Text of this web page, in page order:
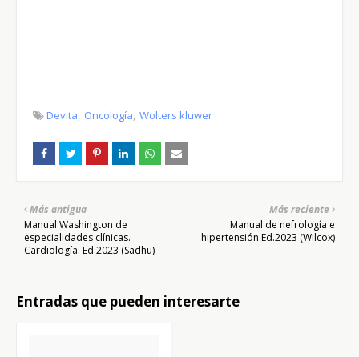
Devita Oncología Wolters kluwer
Más reciente
Manual de nefrología e
hipertensión.Ed.2023 (Wilcox)
Más antigua
Manual Washington de
especialidades clínicas.
Cardiología. Ed.2023 (Sadhu)
Entradas que pueden interesarte